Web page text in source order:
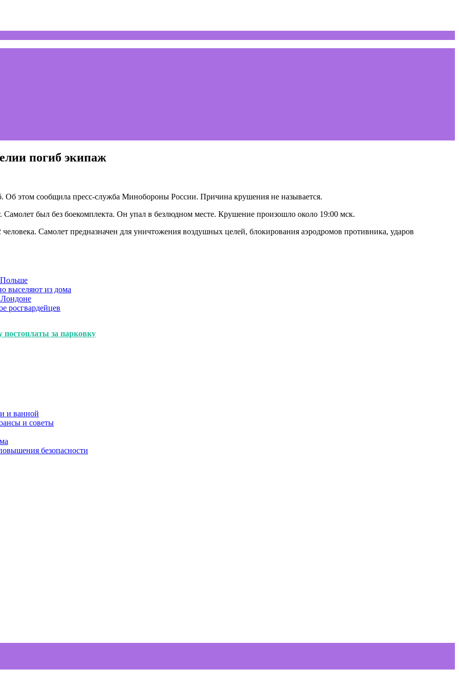
погиб экипаж
Об этом сообщила пресс-служба Минобороны России. Причина крушения не называется.
был без боекомплекта. Он упал в безлюдном месте. Крушение произошло около 19:00 мск.
Самолет предназначен для уничтожения воздушных целей, блокирования аэродромов противника, ударов
Польше
выселяют из дома
Лондоне
росгвардейцев
постоплаты за парковку
и ванной
и советы
безопасности